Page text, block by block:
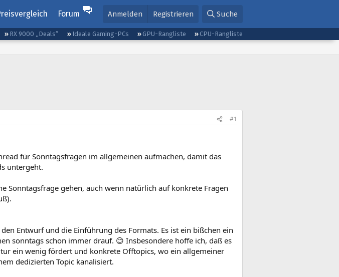
Forum Anmelden Registrieren Suche
RX 9000 „Deals“ Ideale Gaming-PCs GPU-Rangliste
CPU-Rangliste
#1
für Sonntagsfragen im allgemeinen aufmachen, damit das
untergeht.
Sonntagsfrage gehen, auch wenn natürlich auf konkrete Fragen
Entwurf und die Einführung des Formats. Es ist ein bißchen ein
sonntags schon immer drauf. 😊 Insbesondere hoffe ich, daß es
ein wenig fördert und konkrete Offtopics, wo ein allgemeiner
dedizierten Topic kanalisiert.